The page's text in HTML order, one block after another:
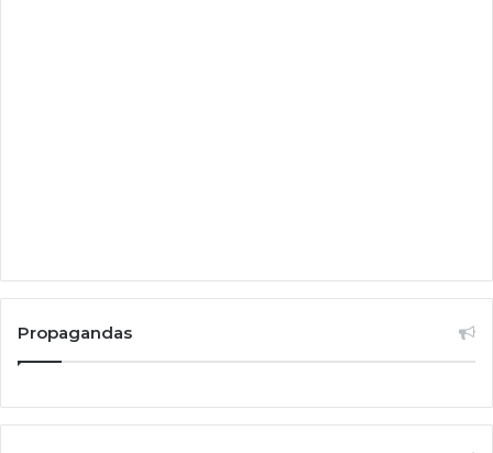
Propagandas